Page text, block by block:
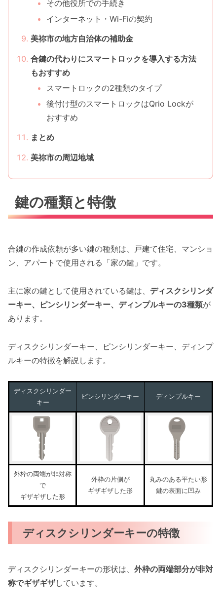
その他役所での手続き
インターネット・Wi-Fiの契約
美祢市の地方自治体の補助金
合鍵の代わりにスマートロックを導入する方法
もおすすめ
スマートロックの2種類のタイプ
後付け型のスマートロックはQrio Lockが
おすすめ
まとめ
美祢市の周辺地域
鍵の種類と特徴
合鍵の作成依頼が多い鍵の種類は、戸建て住宅、マンショ
ン、アパートで使用される「家の鍵」です。
主に家の鍵として使用されている鍵は、 ディスクシリンダ
ーキー、ピンシリンダーキー、ディンプルキーの3種類が
あります。
ディスクシリンダーキー、ピンシリンダーキー、ディンプ
ルキーの特徴を解説します。
ディスクシリンダー
キー
ピンシリンダーキー ディンプルキー
外枠の両端が非対称
で
ギザギザした形
外枠の片側が
ギザギザした形
丸みのある平たい形
鍵の表面に凹み
ディスクシリンダーキーの特徴
ディスクシリンダーキーの形状は、 外枠の両端部分が非対
称でギザギザしています。